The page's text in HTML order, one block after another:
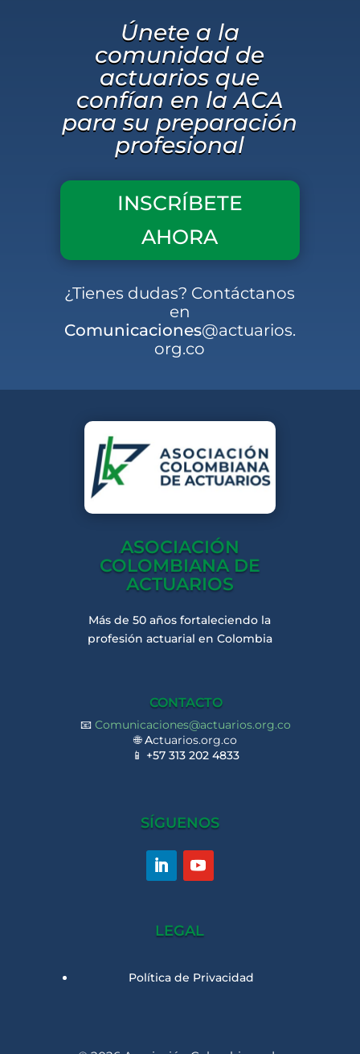
Únete a la
comunidad de
actuarios que
confían en la ACA
para su preparación
profesional
INSCRÍBETE
AHORA
¿Tienes dudas? Contáctanos
en
Comunicaciones@actuarios.
org.co
ASOCIACIÓN
COLOMBIANA DE
ACTUARIOS
Más de 50 años fortaleciendo la
profesión actuarial en Colombia
CONTACTO
📧 Comunicaciones@actuarios.org.co
🌐Actuarios.org.co
📱 +57 313 202 4833
SÍGUENOS
LEGAL
Política de Privacidad